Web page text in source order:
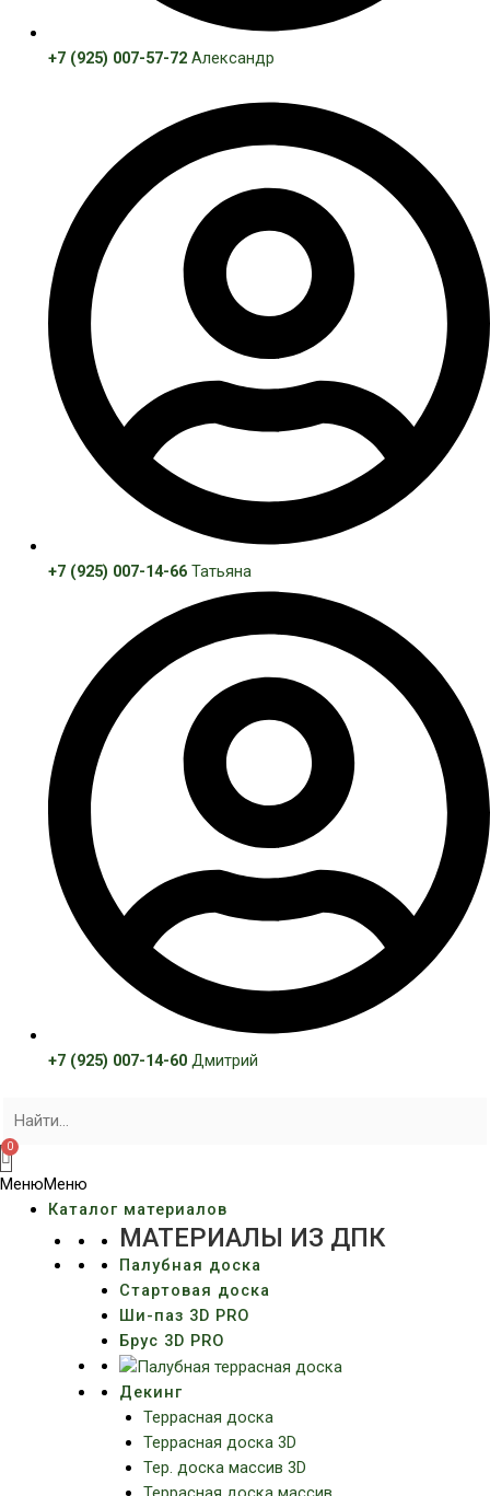
+7 (925) 007-57-72Александр
+7 (925) 007-14-66Татьяна
+7 (925) 007-14-60Дмитрий
МенюМеню
Каталог материалов
МАТЕРИАЛЫ ИЗ ДПК
Палубная доска
Стартовая доска
Ши-паз 3D PRO
Брус 3D PRO
Декинг
Террасная доска
Террасная доска 3D
Тер. доска массив 3D